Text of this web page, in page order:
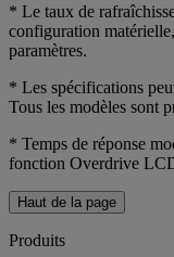
* Le taux de
configuration
paramètres.
* Les spécifications
Tous les modèles sont
* Temps de réponse
fonction Overdrive
Haut de la page
Produits